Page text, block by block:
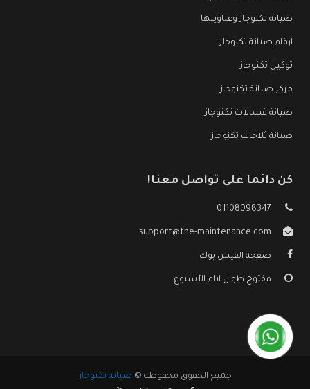
صيانة تكنوجاز وعناوينها
ارقام صيانة تكنوجاز
توكيل تكنوجاز
مركز صيانة تكنوجاز
صيانة غسالات تكنوجاز
صيانة ثلاجات تكنوجاز
كن دائما على تواصل معنا!
01108098347
support@the-maintenance.com
صفحة الفيس بوك
مفتوح طوال ايام الأسبوع
جميع الحقوق محفوظه © صيانة تكنوجاز